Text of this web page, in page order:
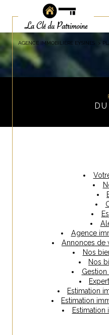
AGENCE IMMOBILIÈRE EYSINES
Agence
Annonces de
Nos
Nos
Estimation
Estimation